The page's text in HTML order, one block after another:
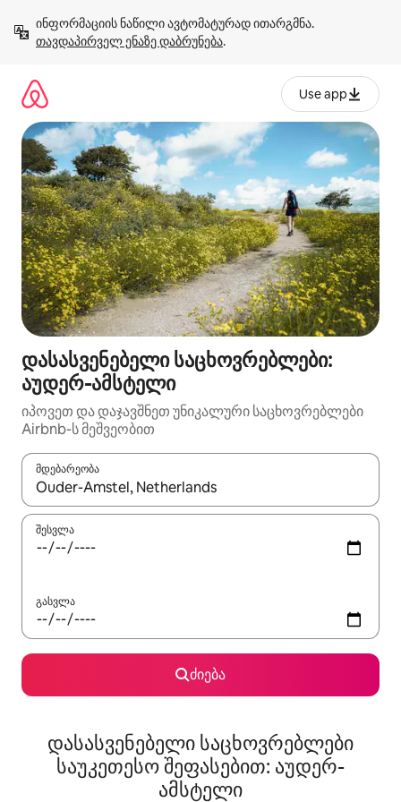
გადასვლა
თავდაპირველ ენაზე დაბრუნება.
Use app
დასასვენებელი საცხოვრებლები:
აუდერ-ამსტელი
იპოვეთ და დაჯავშნეთ უნიკალური საცხოვრებლები
Airbnb-ს მეშვეობით
მდებარეობა
როცა შედეგები ხელმისაწვდომი გახდება, ნავიგაციისთვის
შესვლა
გასვლა
ძიება
დასასვენებელი საცხოვრებლები
საუკეთესო შეფასებით: აუდერ-
ამსტელი